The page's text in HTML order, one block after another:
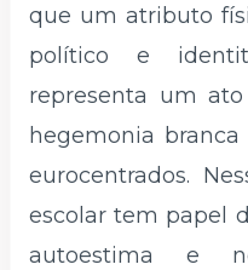
que um atributo
político e
representa um
hegemonia
eurocentrados.
escolar tem papel
autoestima e